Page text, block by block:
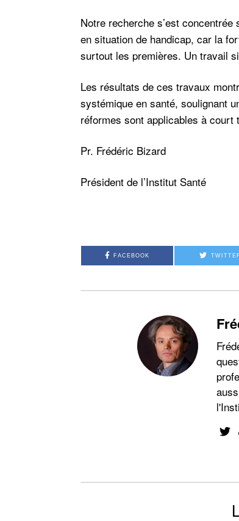
Notre recherche s’est
en situation de handicap, car la
surtout les premières. Un travail
Les résultats de ces travaux
systémique en santé, soulignant
réformes sont applicables à court
Pr. Frédéric Bizard
Président de l’Institut Santé
FACEBOOK